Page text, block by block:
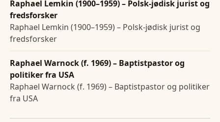
Raphael Lemkin (1900–1959) – Polsk-jødisk jurist og
fredsforsker
Raphael Lemkin (1900–1959) – Polsk-jødisk jurist og
fredsforsker
Raphael Warnock (f. 1969) – Baptistpastor og
politiker fra USA
Raphael Warnock (f. 1969) – Baptistpastor og politiker
fra USA